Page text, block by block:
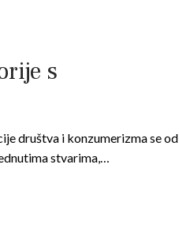
s
društva i konzumerizma se od
stvarima,…